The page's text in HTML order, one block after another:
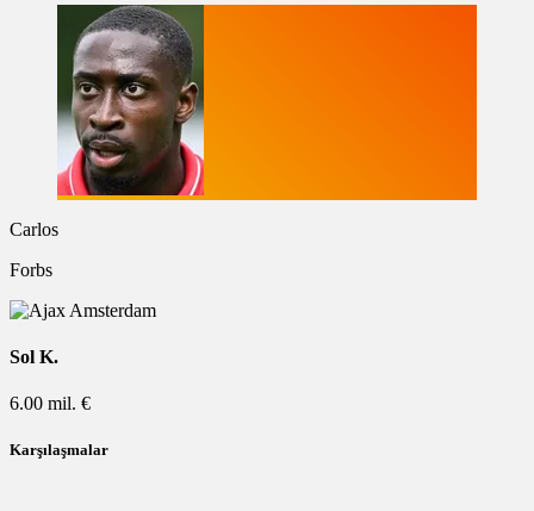
Carlos
Forbs
Sol K.
6.00 mil. €
Karşılaşmalar